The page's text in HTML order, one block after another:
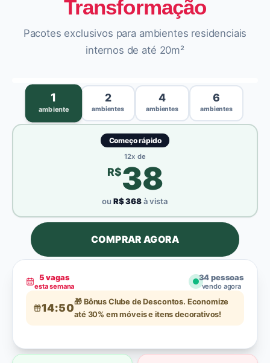
Transformação
Pacotes exclusivos para ambientes residenciais
internos de até 20m²
1
ambiente
2
ambientes
4
ambientes
6
ambientes
Começo rápido
12x de
R$38
ou R$368à vista
COMPRAR AGORA
5 vagas
esta semana
35 pessoas
vendo agora
14:48🎁 Bônus Clube de Descontos. Economize
até 30% em móveis e itens decorativos!